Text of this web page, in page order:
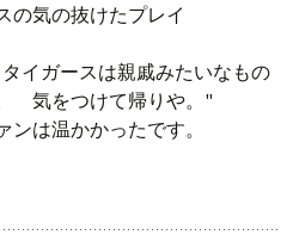
の気の抜けたプレイ
イガースは親戚みたいなもの
気をつけて帰りや。"
ンは温かかったです。